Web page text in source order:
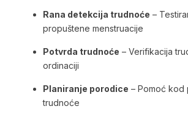
Rana detekcija trudnoće –
propuštene menstruacije
Potvrda trudnoće – Verifikacija
ordinaciji
Planiranje porodice – Pomoć kod
trudnoće